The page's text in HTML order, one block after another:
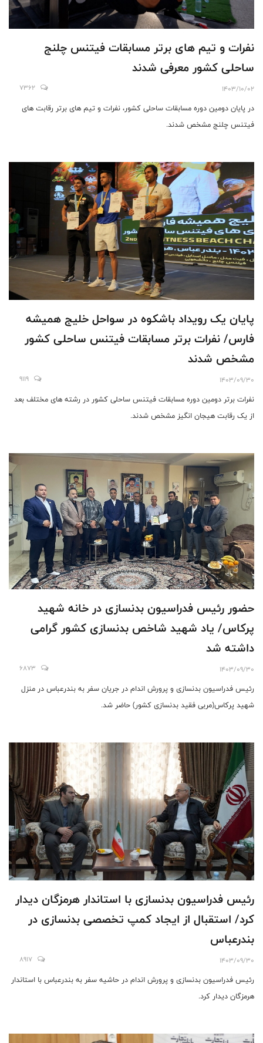
نفرات و تیم های برتر مسابقات فیتنس چلنج
ساحلی کشور معرفی شدند
1403/10/02
7362
در پایان دومین دوره مسابقات ساحلی کشور، نفرات و تیم های برتر رقابت های
فیتنس چلنج مشخص شدند.
پایان یک رویداد باشکوه در سواحل خلیج همیشه
فارس/ نفرات برتر مسابقات فیتنس ساحلی کشور
مشخص شدند
1403/09/30
9119
نفرات برتر دومین دوره مسابقات فیتنس ساحلی کشور در رشته های مختلف بعد
از یک رقابت هیجان انگیز مشخص شدند.
حضور رئیس فدراسیون بدنسازی در خانه شهید
پرکاس/ یاد شهید شاخص بدنسازی کشور گرامی
داشته شد
1403/09/30
6873
رئیس فدراسیون بدنسازی و پرورش اندام در جریان سفر به بندرعباس در منزل
شهید پرکاس(مربی فقید بدنسازی کشور) حاضر شد.
رئیس فدراسیون بدنسازی با استاندار هرمزگان دیدار
کرد/ استقبال از ایجاد کمپ تخصصی بدنسازی در
بندرعباس
1403/09/30
8917
رئیس فدراسیون بدنسازی و پرورش اندام در حاشیه سفر به بندرعباس با استاندار
هرمزگان دیدار کرد.